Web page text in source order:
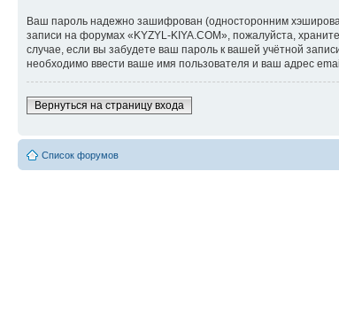
Ваш пароль надежно зашифрован (односторонним
записи на форумах «KYZYL-KIYA.COM», пожалуйста,
случае, если вы забудете ваш пароль к вашей учётной
необходимо ввести ваше имя пользователя и ваш адрес
Вернуться на страницу входа
Список форумов